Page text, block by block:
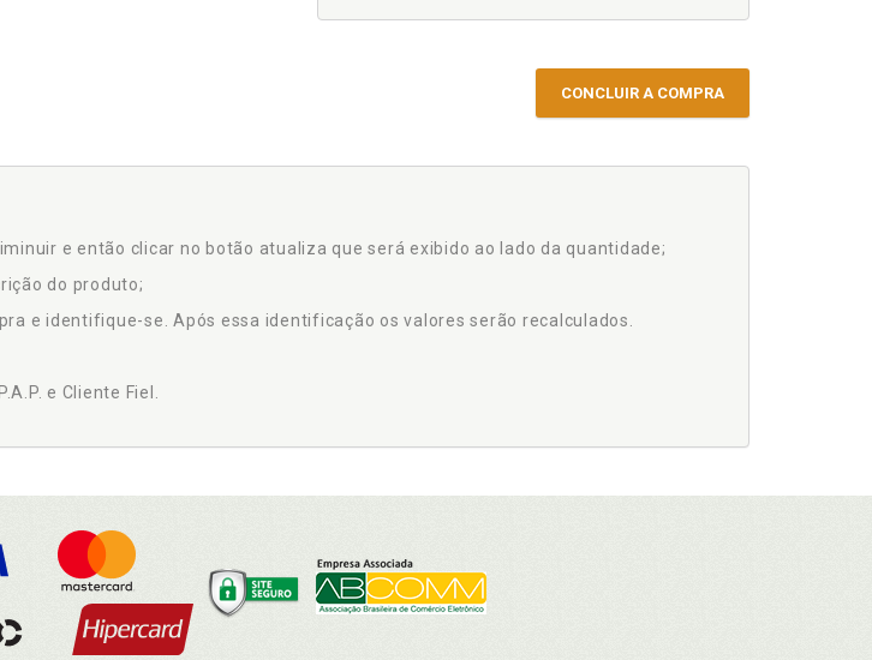
CONCLUIR A COMPRA
e então clicar no botão atualiza que será exibido ao lado da quantidade;
do produto;
e identifique-se. Após essa identificação os valores serão recalculados.
e Cliente Fiel.